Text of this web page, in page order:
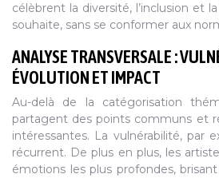
célèbrent la diversité, l’inclusion et
souhaite, sans se conformer aux
ANALYSE TRANSVERSALE :
ÉVOLUTION ET IMPACT
Au-delà de la catégorisation
partagent des points communs et
intéressantes. La vulnérabilité, par
récurrent. De plus en plus, les
émotions les plus profondes,